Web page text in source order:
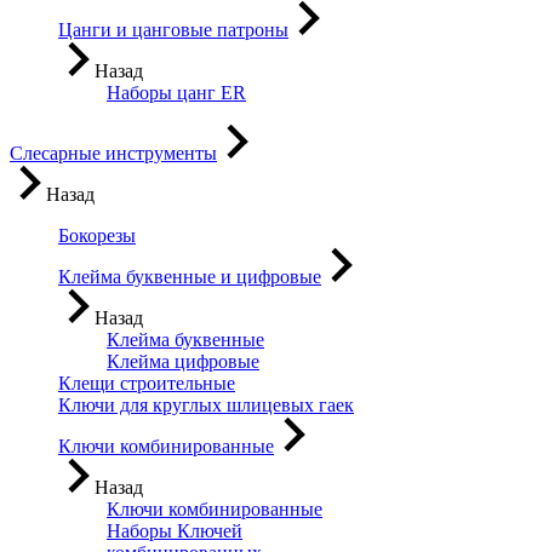
Цанги и цанговые патроны
Назад
Наборы цанг ER
Слесарные инструменты
Назад
Бокорезы
Клейма буквенные и цифровые
Назад
Клейма буквенные
Клейма цифровые
Клещи строительные
Ключи для круглых шлицевых гаек
Ключи комбинированные
Назад
Ключи комбинированные
Наборы Ключей